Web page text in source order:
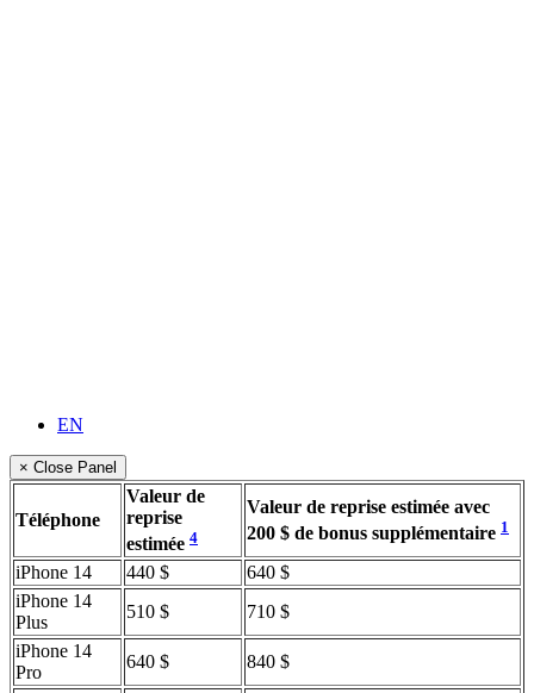
EN
× Close Panel
Téléphone
Valeur de
reprise
estimée 4
Valeur de reprise estimée avec
200 $ de bonus supplémentaire 1
iPhone 14 440 $
640 $
iPhone 14
Plus
510 $
710 $
iPhone 14
Pro
640 $
840 $